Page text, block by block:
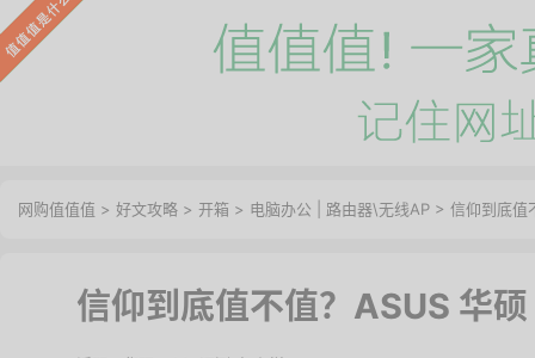
网购值值值 > 好文攻略 > 开箱 > 电脑办公 路由器\无线AP > 信仰到底值
信仰到底值不值？ASUS 华